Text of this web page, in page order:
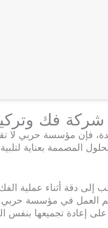
شركة فك
فإن مؤسسة حربي لا
المصممة بعناية
دقة أثناء عملية الفك
العمل في مؤسسة
إعادة تجميعها بنفس